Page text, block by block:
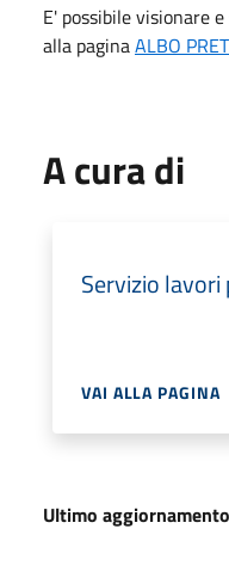
E' possibile visionare
alla paginaALBO
A cura di
Servizio
VAI ALLA PAGINA
Ultimo aggiornamento